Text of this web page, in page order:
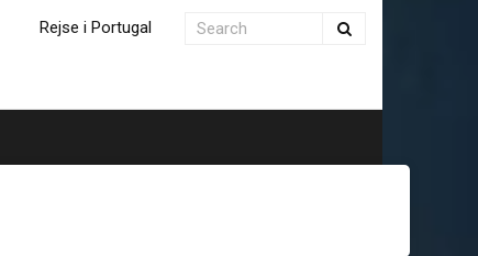
Rejse i Portugal